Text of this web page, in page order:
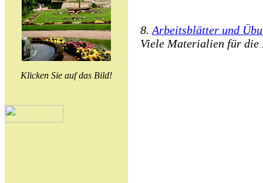
Klicken Sie auf das Bild!
8. Arbeitsblätter und
Viele Materialien für die